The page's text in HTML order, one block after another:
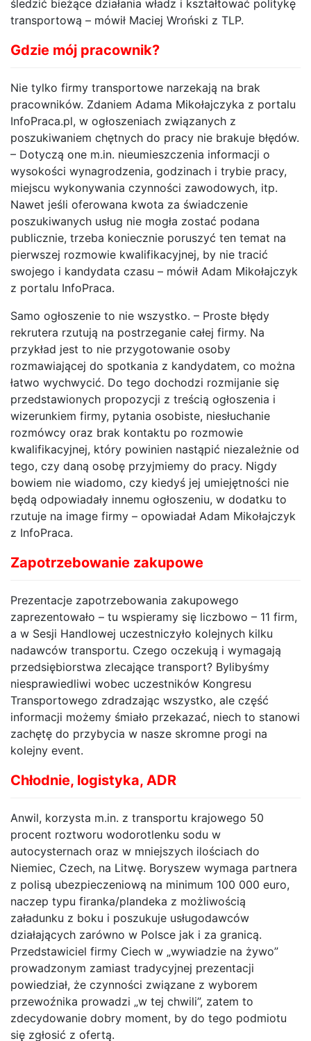
śledzić bieżące działania władz i kształtować politykę
transportową – mówił Maciej Wroński z TLP.
Gdzie mój pracownik?
Nie tylko firmy transportowe narzekają na brak
pracowników. Zdaniem Adama Mikołajczyka z portalu
InfoPraca.pl, w ogłoszeniach związanych z
poszukiwaniem chętnych do pracy nie brakuje błędów.
– Dotyczą one m.in. nieumieszczenia informacji o
wysokości wynagrodzenia, godzinach i trybie pracy,
miejscu wykonywania czynności zawodowych, itp.
Nawet jeśli oferowana kwota za świadczenie
poszukiwanych usług nie mogła zostać podana
publicznie, trzeba koniecznie poruszyć ten temat na
pierwszej rozmowie kwalifikacyjnej, by nie tracić
swojego i kandydata czasu – mówił Adam Mikołajczyk
z portalu InfoPraca.
Samo ogłoszenie to nie wszystko. – Proste błędy
rekrutera rzutują na postrzeganie całej firmy. Na
przykład jest to nie przygotowanie osoby
rozmawiającej do spotkania z kandydatem, co można
łatwo wychwycić. Do tego dochodzi rozmijanie się
przedstawionych propozycji z treścią ogłoszenia i
wizerunkiem firmy, pytania osobiste, niesłuchanie
rozmówcy oraz brak kontaktu po rozmowie
kwalifikacyjnej, który powinien nastąpić niezależnie od
tego, czy daną osobę przyjmiemy do pracy. Nigdy
bowiem nie wiadomo, czy kiedyś jej umiejętności nie
będą odpowiadały innemu ogłoszeniu, w dodatku to
rzutuje na image firmy – opowiadał Adam Mikołajczyk
z InfoPraca.
Zapotrzebowanie zakupowe
Prezentacje zapotrzebowania zakupowego
zaprezentowało – tu wspieramy się liczbowo – 11 firm,
a w Sesji Handlowej uczestniczyło kolejnych kilku
nadawców transportu. Czego oczekują i wymagają
przedsiębiorstwa zlecające transport? Bylibyśmy
niesprawiedliwi wobec uczestników Kongresu
Transportowego zdradzając wszystko, ale część
informacji możemy śmiało przekazać, niech to stanowi
zachętę do przybycia w nasze skromne progi na
kolejny event.
Chłodnie, logistyka, ADR
Anwil, korzysta m.in. z transportu krajowego 50
procent roztworu wodorotlenku sodu w
autocysternach oraz w mniejszych ilościach do
Niemiec, Czech, na Litwę. Boryszew wymaga partnera
z polisą ubezpieczeniową na minimum 100 000 euro,
naczep typu firanka/plandeka z możliwością
załadunku z boku i poszukuje usługodawców
działających zarówno w Polsce jak i za granicą.
Przedstawiciel firmy Ciech w „wywiadzie na żywo”
prowadzonym zamiast tradycyjnej prezentacji
powiedział, że czynności związane z wyborem
przewoźnika prowadzi „w tej chwili”, zatem to
zdecydowanie dobry moment, by do tego podmiotu
się zgłosić z ofertą.